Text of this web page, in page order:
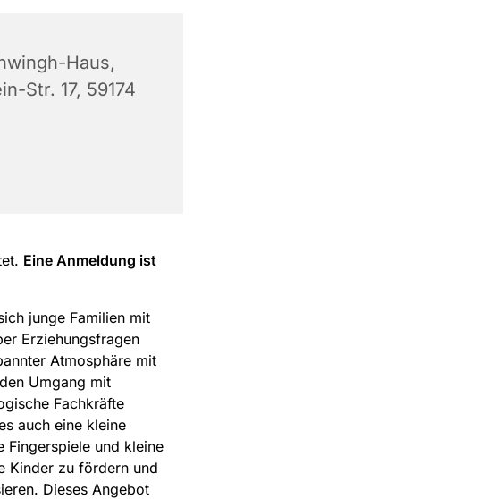
Haus,
Str. 17, 59174
Eine Anmeldung ist
junge Familien mit
Erziehungsfragen
Atmosphäre mit
Umgang mit
Fachkräfte
auch eine kleine
Fingerspiele und kleine
Kinder zu fördern und
Dieses Angebot